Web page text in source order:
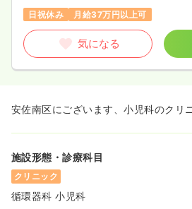
日祝休み
月給37万円以上可
気になる
安佐南区にございます、小児科のクリ
施設形態・診療科目
クリニック
循環器科 小児科